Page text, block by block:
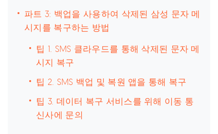
파트 3: 백업을 사용하여 삭제된 삼성 문자 메
시지를 복구하는 방법
팁 1. SMS 클라우드를 통해 삭제된 문자 메
시지 복구
팁 2. SMS 백업 및 복원 앱을 통해 복구
팁 3. 데이터 복구 서비스를 위해 이동 통
신사에 문의